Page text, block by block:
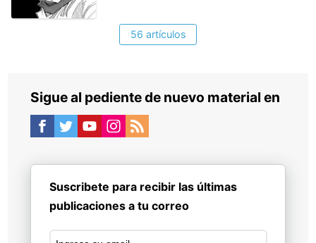
56 artículos
Sigue al pediente de nuevo material en
Suscribete para recibir las últimas
publicaciones a tu correo